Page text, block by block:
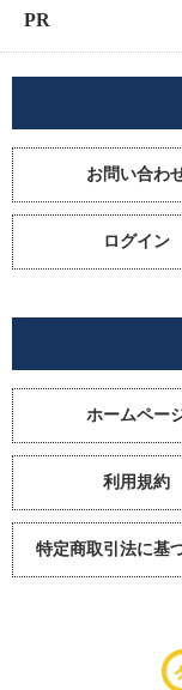
PR
お問い合わ
ログイン
ホームペー
利用規約
特定商取引法に基